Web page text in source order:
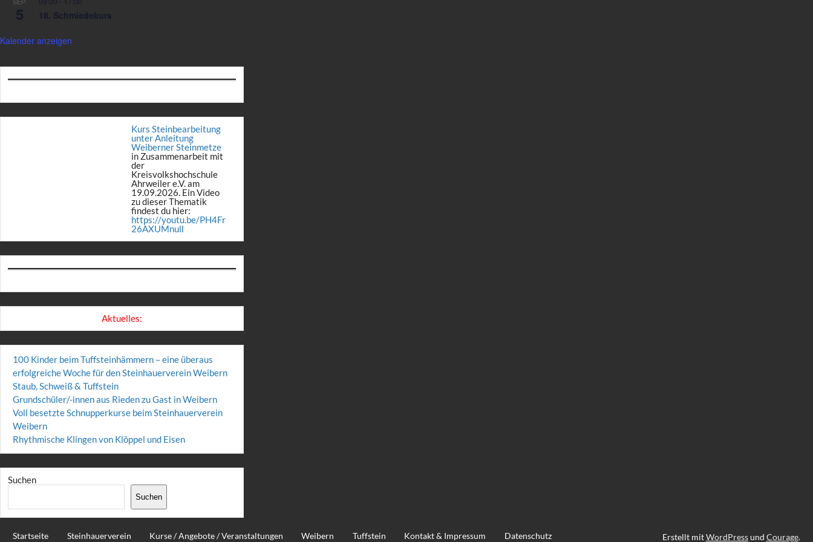
5 18. Schmiedekurs
Kalender anzeigen
Kurs Steinbearbeitung
unter Anleitung
Weiberner Steinmetze
in Zusammenarbeit mit
der
Kreisvolkshochschule
Ahrweiler e.V. am
19.09.2026. Ein Video
zu dieser Thematik
findest du hier:
https://youtu.be/PH4Fr
26AXUMnull
Aktuelles:
100 Kinder beim Tuffsteinhämmern – eine überaus
erfolgreiche Woche für den Steinhauerverein Weibern
Staub, Schweiß & Tuffstein
Grundschüler/-innen aus Rieden zu Gast in Weibern
Voll besetzte Schnupperkurse beim Steinhauerverein
Weibern
Rhythmische Klingen von Klöppel und Eisen
Suchen
Suchen
Startseite Steinhauerverein Kurse / Angebote / Veranstaltungen Weibern Tuffstein Kontakt & Impressum Datenschutz Erstellt mitWordPressund Courage.